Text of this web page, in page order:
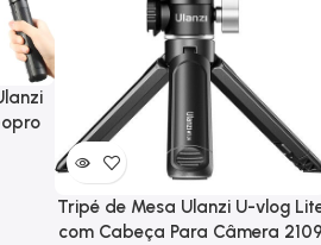
Tripé de Mesa Ulanzi U-vlog
com Cabeça Para Câmera